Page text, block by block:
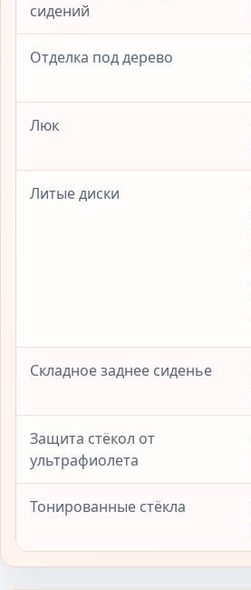
сидений
Отделка под дерево
Люк
Литые диски
Складное заднее сиденье
Защита стёкол от
ультрафиолета
Тонированные стёкла